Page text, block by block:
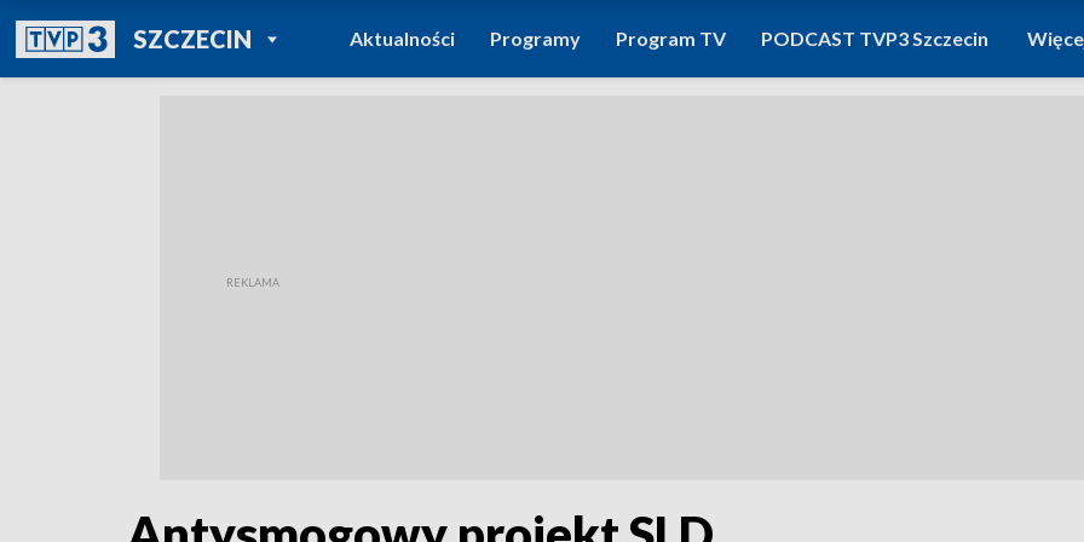
SZCZECINPOWRÓT DO
TVP REGIONY
Aktualności Programy Program TV PODCAST TVP3 Szczecin